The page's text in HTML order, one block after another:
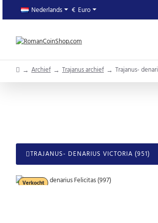
Nederlands € Euro
homeArchief Trajanus archief Trajanus-
TRAJANUS- DENARIUS VICTORIA (951)
Verkocht